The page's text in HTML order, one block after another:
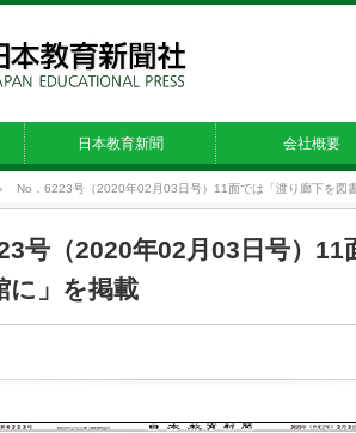
日本教育新聞 会社概要
No．6223号（2020年02月03日号）11面では「渡り廊下を図
号（2020年02月03日号）11
に」を掲載